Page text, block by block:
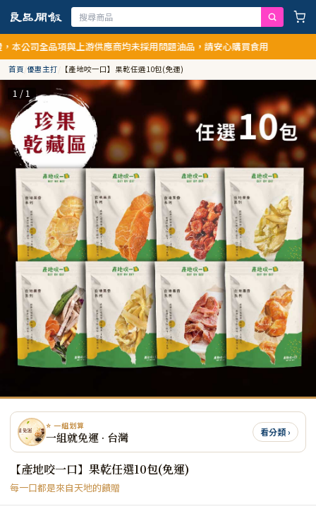
司全品項與上游供應商均未採用問題油品，請安心購買食用
首頁/優惠主打/ 【產地咬一口】果乾任選10包(免運)
1 / 1
⭐ 一組划算
一組就免運 · 台灣 看分類 ›
【產地咬一口】果乾任選10包(免運)
每一口都是來自天地的饋贈